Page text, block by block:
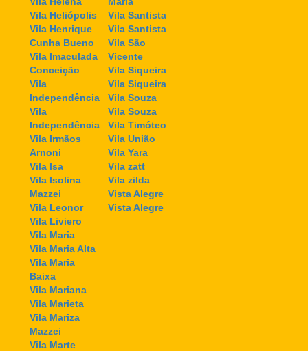
Vila Heliópolis
Vila Henrique
Cunha Bueno
Vila Imaculada
Conceição
Vila
Independência
Vila
Independência
Vila Irmãos
Arnoni
Vila Isa
Vila Isolina
Mazzei
Vila Leonor
Vila Liviero
Vila Maria
Vila Maria Alta
Vila Maria
Baixa
Vila Mariana
Vila Marieta
Vila Mariza
Mazzei
Vila Marte
Vila Santista
Vila Santista
Vila São
Vicente
Vila Siqueira
Vila Siqueira
Vila Souza
Vila Souza
Vila Timóteo
Vila União
Vila Yara
Vila zatt
Vila zilda
Vista Alegre
Vista Alegre